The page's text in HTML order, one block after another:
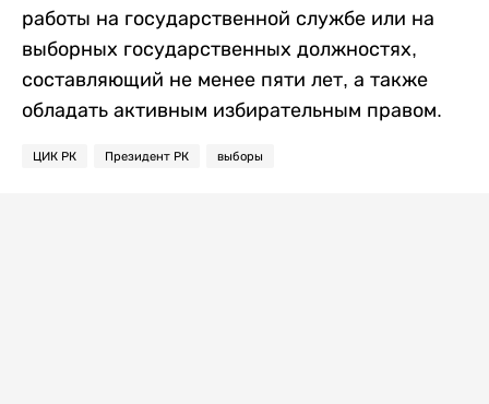
работы на государственной службе или на
выборных государственных должностях,
составляющий не менее пяти лет, а также
обладать активным избирательным правом.
ЦИК РК Президент РК выборы